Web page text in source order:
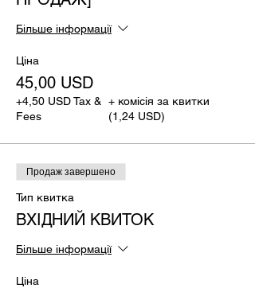
Більше інформації
Ціна
45,00 USD
+4,50 USD Tax &
Fees
+ комісія за квитки
(1,24 USD)
Продаж завершено
Тип квитка
ВХІДНИЙ КВИТОК
Більше інформації
Ціна